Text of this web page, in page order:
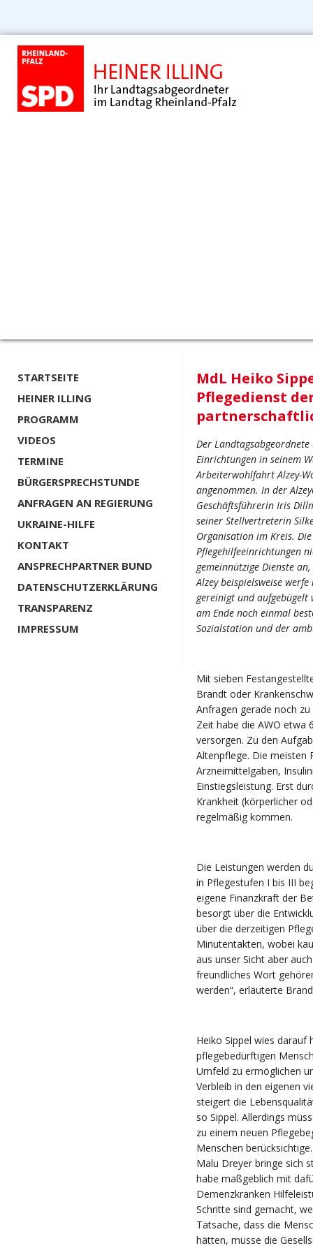
STARTSEITE
HEINER ILLING
PROGRAMM
VIDEOS
TERMINE
BÜRGERSPRECHSTUNDE
ANFRAGEN AN REGIERUNG
UKRAINE-HILFE
KONTAKT
ANSPRECHPARTNER BUND
DATENSCHUTZERKLÄRUNG
TRANSPARENZ
IMPRESSUM
MdL Heiko
Pflegedienst
Der
Einrichtungen in seinem
Arbeiterwohlfahrt Alzey-
angenommen. In der
Geschäftsführerin Iris
seiner Stellvertreterin
Organisation im Kreis.
Pflegehilfeeinrichtungen
gemeinnützige Dienste
Alzey beispielsweise
gereinigt und aufgebügelt
am Ende noch einmal
Sozialstation und der
Mit sieben
Brandt oder
Anfragen gerade noch
Zeit habe die AWO etwa
versorgen. Zu den
Altenpflege. Die meisten
Arzneimittelgaben,
Einstiegsleistung. Erst
Krankheit (körperlicher
regelmäßig kommen.
Die Leistungen werden
in Pflegestufen I bis III
eigene Finanzkraft der
besorgt über die
über die derzeitigen
Minutentakten, wobei
aus unser Sicht aber
freundliches Wort
werden“, erläuterte
Heiko Sippel wies darauf
pflegebedürftigen
Umfeld zu ermöglichen
Verbleib in den eigenen
steigert die
so Sippel. Allerdings
zu einem neuen
Menschen
Malu Dreyer bringe sich
habe maßgeblich mit
Demenzkranken
Schritte sind gemacht,
Tatsache, dass die
hätten, müsse die